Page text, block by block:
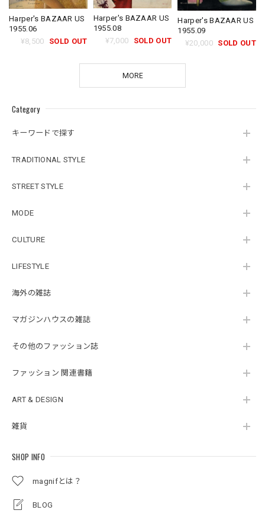
Category
キーワードで探す
TRADITIONAL STYLE
STREET STYLE
MODE
CULTURE
LIFESTYLE
海外の雑誌
マガジンハウスの雑誌
その他のファッション誌
ファッション 関連書籍
ART & DESIGN
雑貨
SHOP INFO
magnifとは？
BLOG
Harper's BAZAAR US
1955.06
¥8,500
SOLD OUT
Harper's BAZAAR US
1955.08
¥7,000
SOLD OUT
Harper's BAZAAR US
1955.09
¥20,000 SOLD OUT
MORE